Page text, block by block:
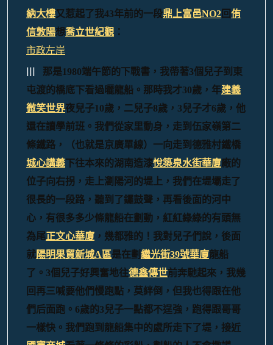
納大樓又惹起了我43年前的一段鼎上富邑NO2 回 侑
信敦陽想喬立世紀觀 ：
市政左岸
||| 那是1980端午節的下戰書，我帶著3個兒子到東
屯渡的橋底下看過曬龍船。那時我才30歲，年建義
微笑世界夜兒子10歲，二兒子8歲，3兒子才6歲，他
還在讀學前班。我們從家里動身，走到伍家嶺第二
條鐵路，（也就是京廣單線）一向走到德雅村鐵橋
城心講義下往本來的湖南造漆悅築泉水街華廈廠的
位子向右拐，走上瀏陽河的堤上，我們在堤壩走了
很長的一段路，聽到了鑼鼓聲，再看後面的河中
心，有很多多少條龍船在劃動，紅紅綠綠的有頭無
為尾正文心華廈 ，幾都雅的！我對兒子們說，後面
就陽明果貿新城A區是在劃 繼光街39號華廈龍船
了。3個兒子好興奮地往德鑫傳世前奔馳起來，我幾
回再三喊要他們慢跑點，莫絆倒，但我也得跟在他
們后面跑。6歲的3兒子一點都不逞強，跑得跟哥哥
一樣快。我們跑到龍船集中的處所走下了堤，接近